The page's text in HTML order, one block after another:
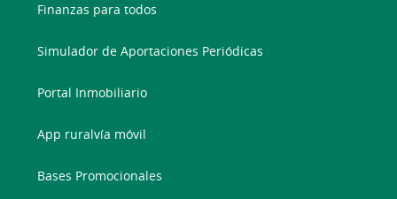
Finanzas para todos
Simulador de Aportaciones Periódicas
Portal Inmobiliario
App ruralvía móvil
Bases Promocionales